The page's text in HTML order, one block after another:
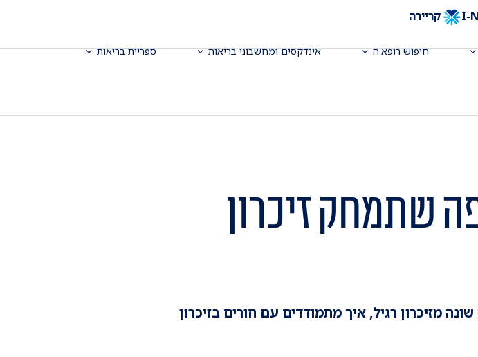
קריירה
חיפוש רופא.ה אינדקסים ומחשבוני בריאות ספריית בריאות
שתמחק זיכרון
מזיכרון רגיל, איך מתמודדים עם חורים בזיכרון